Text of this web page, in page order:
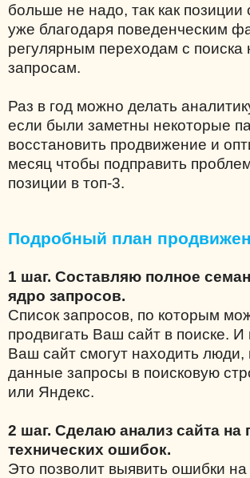
больше не надо, так как позиции
уже благодаря поведенческим
регулярным переходам с поиска
запросам.
Раз в год можно делать
если были заметны некоторые
восстановить продвижение и
месяц чтобы подправить
позиции в топ-3.
Подробный план
1 шаг. Составляю полное
ядро запросов.
Список запросов, по которым
продвигать Ваш сайт в поиске.
Ваш сайт смогут находить люди,
данные запросы в поисковую
или Яндекс.
2 шаг. Сделаю анализ сайта на
технических ошибок.
Это позволит выявить ошибки на